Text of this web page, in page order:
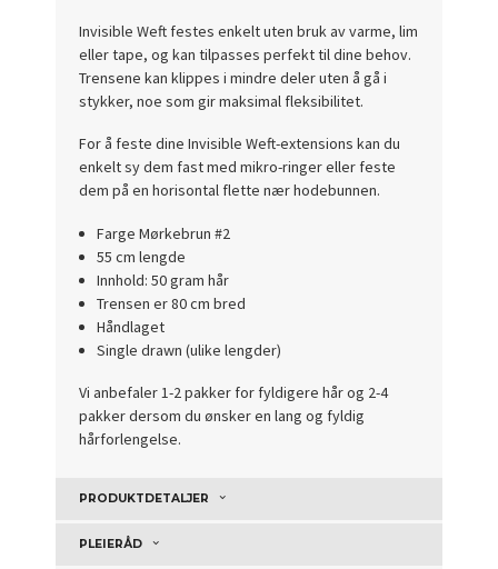
Invisible Weft festes enkelt uten bruk av varme, lim
eller tape, og kan tilpasses perfekt til dine behov.
Trensene kan klippes i mindre deler uten å gå i
stykker, noe som gir maksimal fleksibilitet.
For å feste dine Invisible Weft-extensions kan du
enkelt sy dem fast med mikro-ringer eller feste
dem på en horisontal flette nær hodebunnen.
Farge Mørkebrun #2
55 cm lengde
Innhold: 50 gram hår
Trensen er 80 cm bred
Håndlaget
Single drawn (ulike lengder)
Vi anbefaler 1-2 pakker for fyldigere hår og 2-4
pakker dersom du ønsker en lang og fyldig
hårforlengelse.
PRODUKTDETALJER
PLEIERÅD